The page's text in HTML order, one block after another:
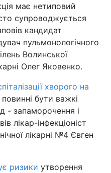
має нетиповий
супроводжується
кандидат
пульмонологічного
Волинської
Олег Яковенко.
хворого на
бути важкі
- запаморочення і
лікар-інфекціоніст
лікарні №4 Євген
ризики утворення